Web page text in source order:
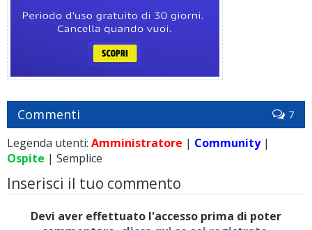
Commenti 7
Legenda utenti: Amministratore | Community|
Ospite | Semplice
Inserisci il tuo commento
Devi aver effettuato l'accesso prima di poter